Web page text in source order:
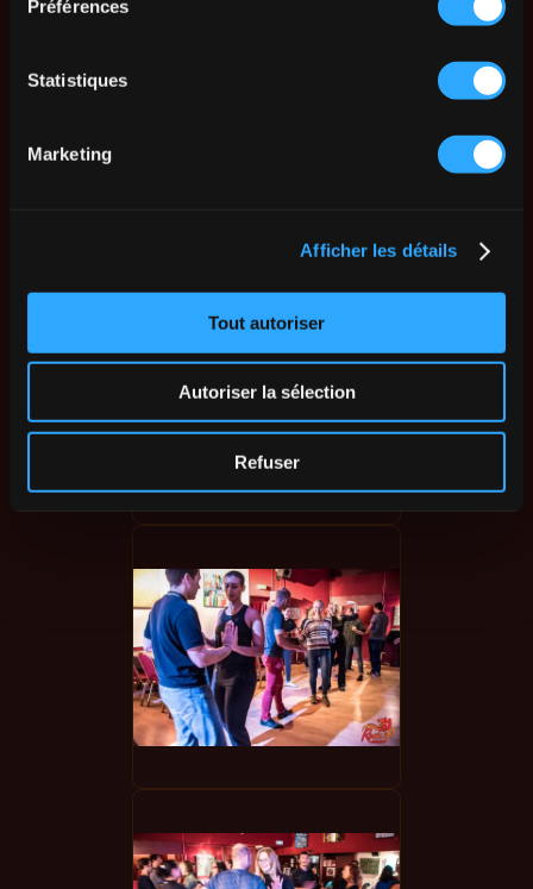
Préférences
Statistiques
Marketing
Afficher les détails
Tout autoriser
Autoriser la sélection
Refuser